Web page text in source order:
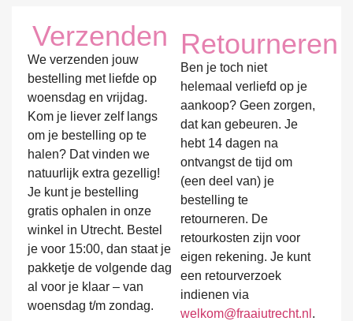
Verzenden
We verzenden jouw
bestelling met liefde op
woensdag en vrijdag.
Kom je liever zelf langs
om je bestelling op te
halen? Dat vinden we
natuurlijk extra gezellig!
Je kunt je bestelling
gratis ophalen in onze
winkel in Utrecht. Bestel
je voor 15:00, dan staat je
pakketje de volgende dag
al voor je klaar – van
woensdag t/m zondag.
Retourneren
Ben je toch niet
helemaal verliefd op je
aankoop? Geen zorgen,
dat kan gebeuren. Je
hebt 14 dagen na
ontvangst de tijd om
(een deel van) je
bestelling te
retourneren. De
retourkosten zijn voor
eigen rekening. Je kunt
een retourverzoek
indienen via
welkom@fraaiutrecht.nl .